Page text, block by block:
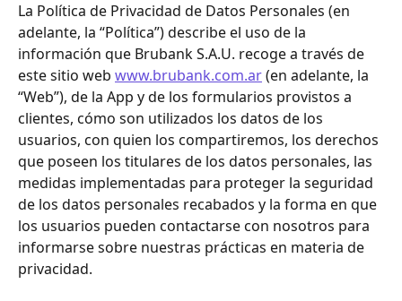
La Política de Privacidad de Datos Personales (en
adelante, la “Política”) describe el uso de la
información que Brubank S.A.U. recoge a través de
este sitio web www.brubank.com.ar (en adelante, la
“Web”), de la App y de los formularios provistos a
clientes, cómo son utilizados los datos de los
usuarios, con quien los compartiremos, los derechos
que poseen los titulares de los datos personales, las
medidas implementadas para proteger la seguridad
de los datos personales recabados y la forma en que
los usuarios pueden contactarse con nosotros para
informarse sobre nuestras prácticas en materia de
privacidad.